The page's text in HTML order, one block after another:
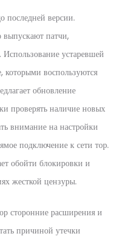
последней версии.
патчи,
устаревшей
воспользуются
обновление
проверять наличие новых
внимание на настройки
подключение к сети тор.
обойти блокировки и
жесткой цензуры.
сторонние расширения и
причиной утечки